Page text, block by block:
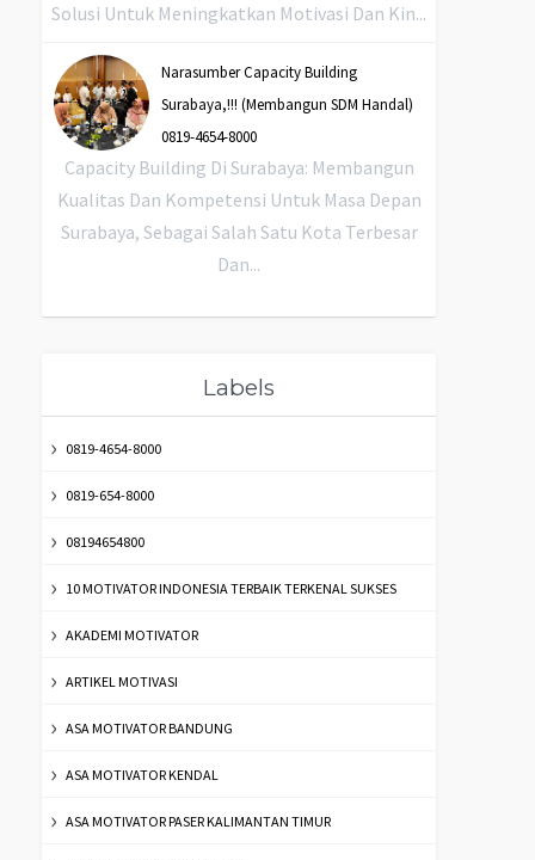
Solusi Untuk Meningkatkan Motivasi Dan Kin...
Narasumber Capacity Building
Surabaya,!!! (Membangun SDM Handal)
0819-4654-8000
Capacity Building Di Surabaya: Membangun
Kualitas Dan Kompetensi Untuk Masa Depan
Surabaya, Sebagai Salah Satu Kota Terbesar
Dan...
Labels
0819-4654-8000
0819-654-8000
08194654800
10 MOTIVATOR INDONESIA TERBAIK TERKENAL SUKSES
AKADEMI MOTIVATOR
ARTIKEL MOTIVASI
ASA MOTIVATOR BANDUNG
ASA MOTIVATOR KENDAL
ASA MOTIVATOR PASER KALIMANTAN TIMUR